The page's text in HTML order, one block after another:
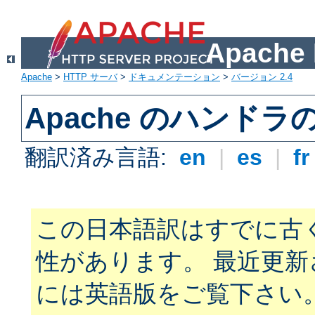
Apache
Apache > HTTP サーバ> ドキュメンテーション > バージョン 2.4
Apache のハンドラ
翻訳済み言語: en | es |
この日本語訳はすでに古
性があります。 最近更
には英語版をご覧下さい